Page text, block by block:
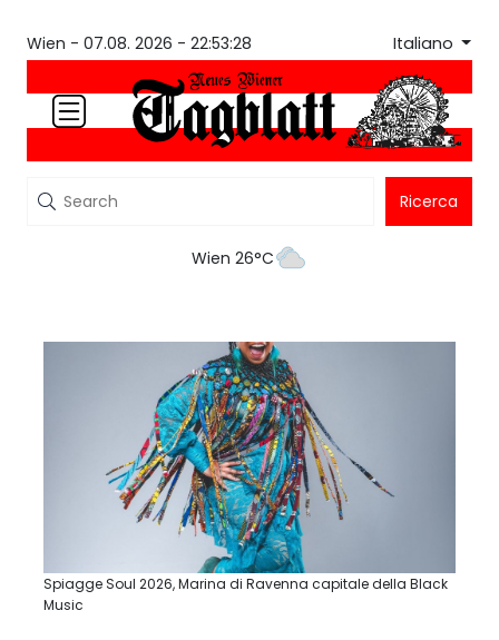
Wien - 07.08. 2026 - 22:53:28 Italiano
Ricerca
Wien 26°C
Spiagge Soul 2026, Marina di Ravenna capitale della Black
Music